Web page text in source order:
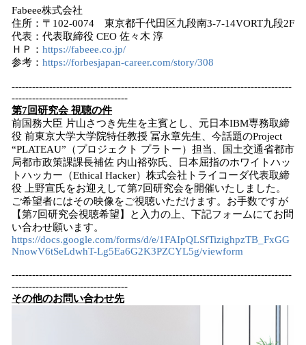
Fabeee株式会社
住所：〒102-0074 東京都千代田区九段南3-7-14VORT九段2F
代表：代表取締役 CEO 佐々木 淳
ＨＰ： https://fabeee.co.jp/
参考： https://forbesjapan-career.com/story/308
----------------------------------------------------------------------------------
----------------------------------
第7回研究会 視聴の件
前国務大臣 片山さつき先生を主賓とし、元日本IBM専務取締
役 前東京大学大学院特任教授 冨永章先生、今話題のProject
“PLATEAU”（プロジェクト プラトー）担当、国土交通省都市
局都市政策課課長補佐 内山裕弥氏、日本屈指のホワイトハッ
トハッカー（Ethical Hacker）株式会社トライコーダ代表取締
役 上野宣氏をお迎えして第7回研究会を開催いたしました。
ご希望者にはその映像をご視聴いただけます。お手数ですが
【第7回研究会視聴希望】と入力の上、下記フォームにてお問
い合わせ願います。
https://docs.google.com/forms/d/e/1FAIpQLSfTizighpzTB_FxGG
NnowV6tSeLdwhT-Lg5Ea6G2K3PZCYL5g/viewform
----------------------------------------------------------------------------------
----------------------------------
その他のお問い合わせ先